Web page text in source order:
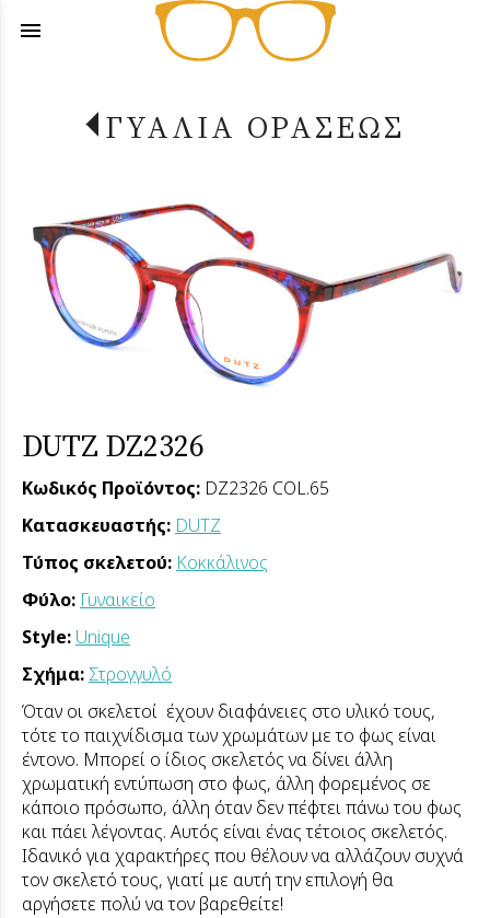
menu
ΓΥΑΛΙΑ ΟΡΑΣΕΩΣ
DUTZ DZ2326
Κωδικός Προϊόντος: DZ2326 COL.65
Κατασκευαστής: DUTZ
Τύπος σκελετού: Κοκκάλινος
Φύλο: Γυναικείο
Style: Unique
Σχήμα: Στρογγυλό
Όταν οι σκελετοί έχουν διαφάνειες στο υλικό τους,
τότε το παιχνίδισμα των χρωμάτων με το φως είναι
έντονο. Μπορεί ο ίδιος σκελετός να δίνει άλλη
χρωματική εντύπωση στο φως, άλλη φορεμένος σε
κάποιο πρόσωπο, άλλη όταν δεν πέφτει πάνω του φως
και πάει λέγοντας. Αυτός είναι ένας τέτοιος σκελετός.
Ιδανικό για χαρακτήρες που θέλουν να αλλάζουν συχνά
τον σκελετό τους, γιατί με αυτή την επιλογή θα
αργήσετε πολύ να τον βαρεθείτε!